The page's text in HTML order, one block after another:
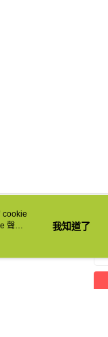
cookie
聲明
我知道了